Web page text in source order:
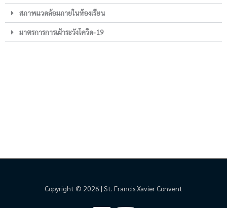
สภาพแวดล้อมภายในห้องเรียน
มาตรการการเฝ้าระวังโควิด-19
Copyright © 2026 | St. Francis Xavier Convent